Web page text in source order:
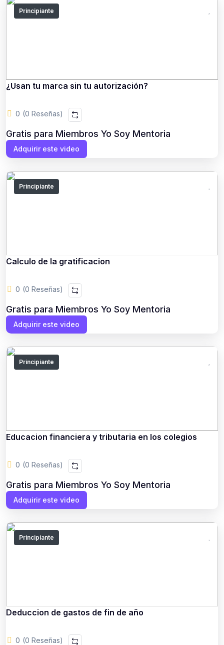
Principiante
¿Usan tu marca sin tu autorización?
0 (0 Reseñas)
Gratis para Miembros Yo Soy Mentoria
Adquirir este video
Principiante
Calculo de la gratificacion
0 (0 Reseñas)
Gratis para Miembros Yo Soy Mentoria
Adquirir este video
Principiante
Educacion financiera y tributaria en los colegios
0 (0 Reseñas)
Gratis para Miembros Yo Soy Mentoria
Adquirir este video
Principiante
Deduccion de gastos de fin de año
0 (0 Reseñas)